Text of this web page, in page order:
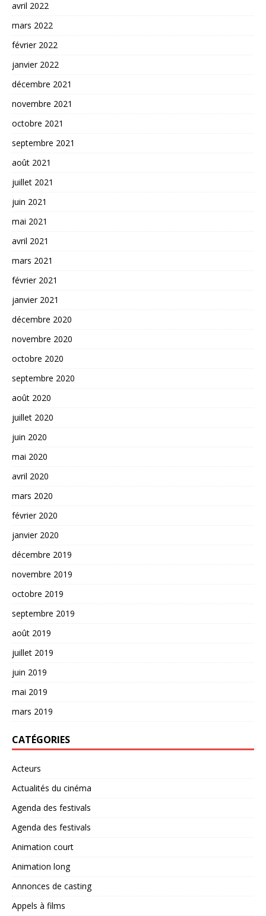
avril 2022
mars 2022
février 2022
janvier 2022
décembre 2021
novembre 2021
octobre 2021
septembre 2021
août 2021
juillet 2021
juin 2021
mai 2021
avril 2021
mars 2021
février 2021
janvier 2021
décembre 2020
novembre 2020
octobre 2020
septembre 2020
août 2020
juillet 2020
juin 2020
mai 2020
avril 2020
mars 2020
février 2020
janvier 2020
décembre 2019
novembre 2019
octobre 2019
septembre 2019
août 2019
juillet 2019
juin 2019
mai 2019
mars 2019
CATÉGORIES
Acteurs
Actualités du cinéma
Agenda des festivals
Agenda des festivals
Animation court
Animation long
Annonces de casting
Appels à films